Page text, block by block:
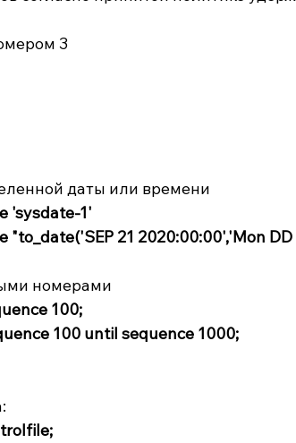
3
даты или времени
'sysdate-1'
21 2020:00:00','Mon DD
номерами
100;
100 until sequence 1000;